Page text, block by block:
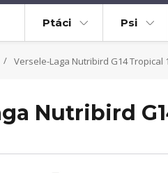
Ptáci Psi
Versele-Laga Nutribird G14 Tropical
Nutribird